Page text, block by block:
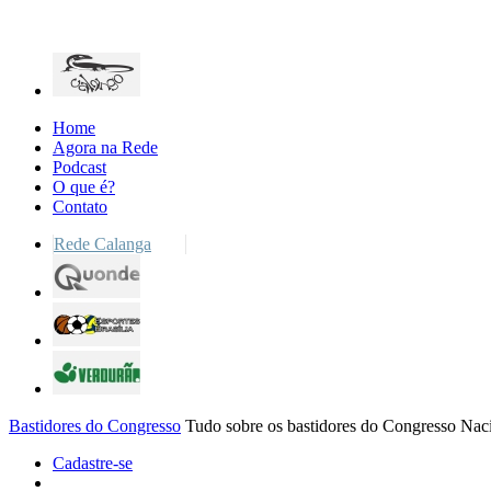
Home
Agora na Rede
Podcast
O que é?
Contato
Rede Calanga
Bastidores do Congresso Tudo sobre os bastidores do Congresso
Cadastre-se